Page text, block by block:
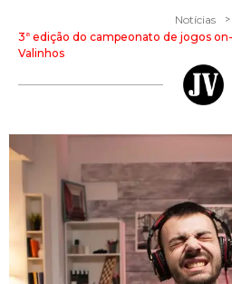
Notícias >
3ª edição do campeonato de jogos
Valinhos